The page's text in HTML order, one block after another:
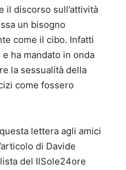
il discorso sull’attività
un bisogno
come il cibo. Infatti
ha mandato in onda
la sessualità della
come fossero
lettera agli amici
di Davide
del IlSole24ore